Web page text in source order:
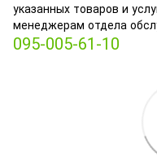
указанных товаров и
менеджерам отдела
095-005-61-10